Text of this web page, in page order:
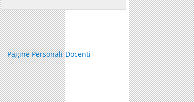
Pagine Personali Docenti